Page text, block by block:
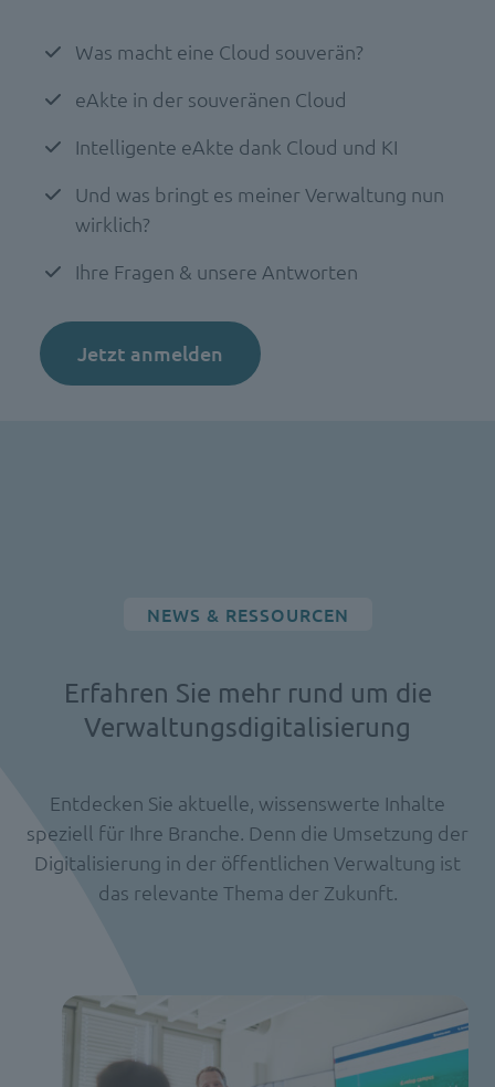
Was macht eine Cloud souverän?
eAkte in der souveränen Cloud
Intelligente eAkte dank Cloud und KI
Und was bringt es meiner Verwaltung nun
wirklich?
Ihre Fragen & unsere Antworten
Jetzt anmelden
NEWS & RESSOURCEN
Erfahren Sie mehr rund um die
Verwaltungsdigitalisierung
Entdecken Sie aktuelle, wissenswerte Inhalte
speziell für Ihre Branche. Denn die Umsetzung der
Digitalisierung in der öffentlichen Verwaltung ist
das relevante Thema der Zukunft.